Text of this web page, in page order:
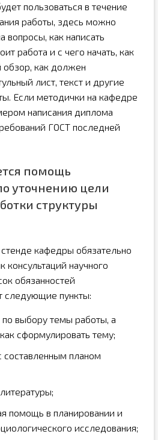
пользоваться в течение
работы, здесь можно
вопросы, как написать
работа и с чего начать, как
обзор, как должен
лист, текст и другие
Если методички на кафедре
написания диплома
ГОСТ последней
помощь
уточнению цели
структуры
кафедры обязательно
научного
обязанностей
следующие пункты:
выбору темы работы, а
сформулировать тему;
составленным планом
помощь в планировании и
исследования;